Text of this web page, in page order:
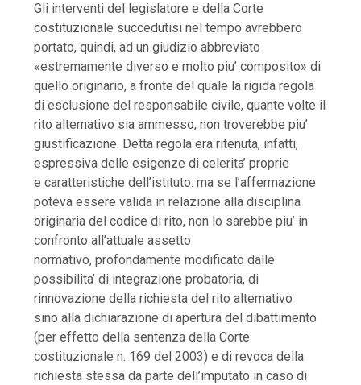
Gli interventi del legislatore e della Corte
costituzionale succedutisi nel tempo avrebbero
portato, quindi, ad un giudizio abbreviato
«estremamente diverso e molto piu’ composito» di
quello originario, a fronte del quale la rigida regola
di esclusione del responsabile civile, quante volte il
rito alternativo sia ammesso, non troverebbe piu’
giustificazione. Detta regola era ritenuta, infatti,
espressiva delle esigenze di celerita’ proprie
e caratteristiche dell’istituto: ma se l’affermazione
poteva essere valida in relazione alla disciplina
originaria del codice di rito, non lo sarebbe piu’ in
confronto all’attuale assetto
normativo, profondamente modificato dalle
possibilita’ di integrazione probatoria, di
rinnovazione della richiesta del rito alternativo
sino alla dichiarazione di apertura del dibattimento
(per effetto della sentenza della Corte
costituzionale n. 169 del 2003) e di revoca della
richiesta stessa da parte dell’imputato in caso di